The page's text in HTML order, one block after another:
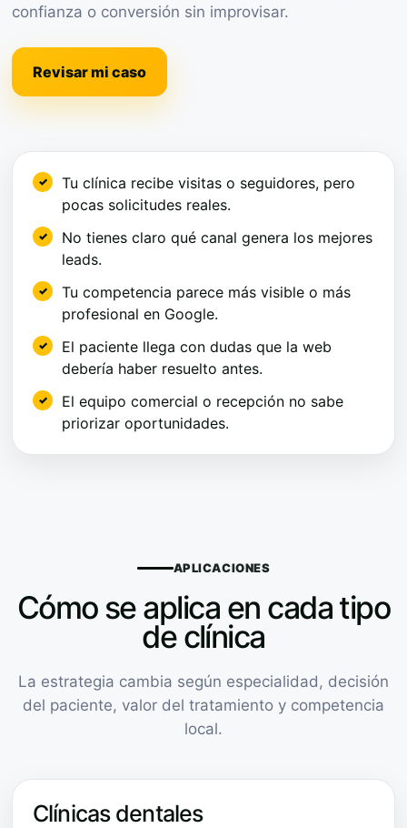
confianza o conversión sin improvisar.
Revisar mi caso
Tu clínica recibe visitas o seguidores, pero
pocas solicitudes reales.
No tienes claro qué canal genera los mejores
leads.
Tu competencia parece más visible o más
profesional en Google.
El paciente llega con dudas que la web
debería haber resuelto antes.
El equipo comercial o recepción no sabe
priorizar oportunidades.
APLICACIONES
Cómo se aplica en cada tipo
de clínica
La estrategia cambia según especialidad, decisión
del paciente, valor del tratamiento y competencia
local.
Clínicas dentales